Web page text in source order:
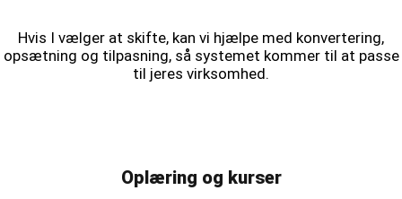
Hvis I vælger at skifte, kan vi hjælpe med konvertering,
opsætning og tilpasning, så systemet kommer til at passe
til jeres virksomhed.
Oplæring og kurser